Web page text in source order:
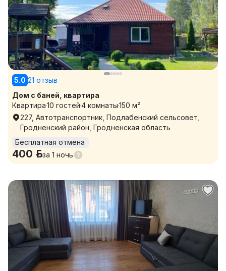
5.0 21 отзыв
Дом с баней, квартира
Квартира10 гостей4 комнаты150 м²
227, Автотранспортник, Подлабенский сельсовет,
Гродненский район, Гродненская область
Бесплатная отмена
400 р.за 1 ночь